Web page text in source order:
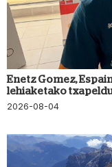
Enetz Gomez,
lehiaketako
2026-08-04